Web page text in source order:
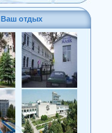
Ваш отдых